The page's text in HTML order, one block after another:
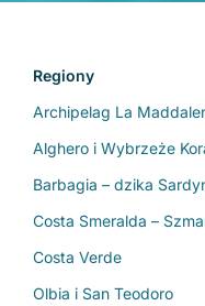
Regiony
Archipelag La
Alghero i Wybrzeże
Barbagia – dzika
Costa Smeralda –
Costa Verde
Olbia i San Teodoro